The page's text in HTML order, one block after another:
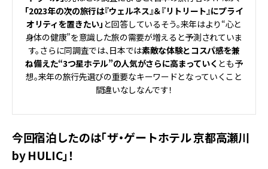
「2023年の次の旅行は『ウェルネス』＆『リトリート』にプライ
オリティを置きたい」 と回答しているそう。来年はより“心と
身体の健康”を意識した旅の需要が増えると予測されていま
す。さらに同調査では、日本では素敵な体験とコスパ感を兼
ね備えた“3つ星ホテル”の人気がさらに高まっていく とも予
想。来年の旅行先選びの重要なキーワードとなっていくこと
間違いなしなんです！
今回宿泊したのは「ザ・ゲートホテル 京都高瀬川
by HULIC」！